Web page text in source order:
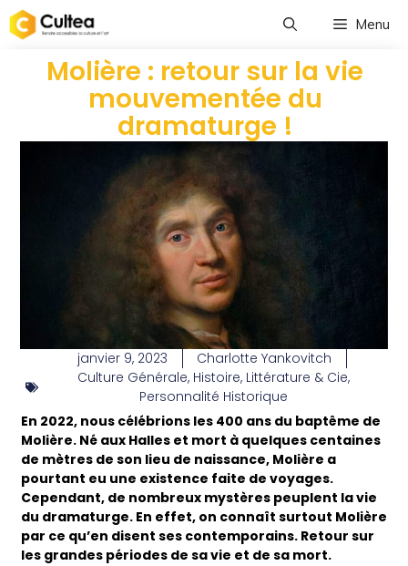
Menu
Molière : retour sur la vie
mouvementée du
dramaturge !
janvier 9, 2023
Charlotte Yankovitch
Culture Générale, Histoire, Littérature & Cie,
Personnalité Historique
En 2022, nous célébrions les 400 ans du baptême de
Molière. Né aux Halles et mort à quelques centaines
de mètres de son lieu de naissance, Molière a
pourtant eu une existence faite de voyages.
Cependant, de nombreux mystères peuplent la vie
du dramaturge. En effet, on connaît surtout Molière
par ce qu’en disent ses contemporains. Retour sur
les grandes périodes de sa vie et de sa mort.